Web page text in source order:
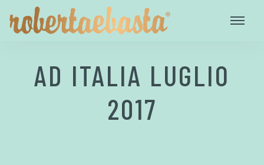
AD ITALIA LUGLIO
2017